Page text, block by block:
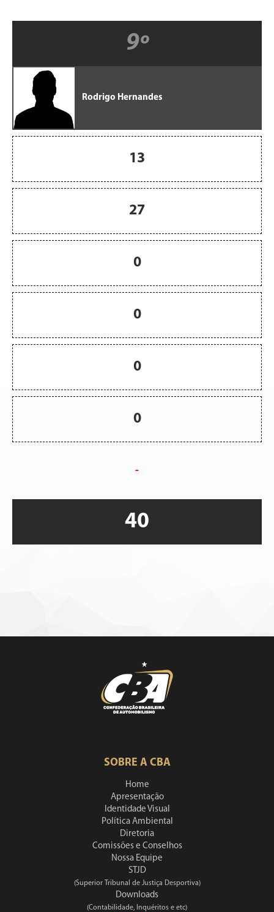
9º
Rodrigo Hernandes
13
27
0
0
0
0
-
40
SOBRE A CBA
Home
Apresentação
Identidade Visual
Política Ambiental
Diretoria
Comissões e Conselhos
Nossa Equipe
STJD
(Superior Tribunal de Justiça Desportiva)
Downloads
(Contabilidade, Inquéritos e etc)